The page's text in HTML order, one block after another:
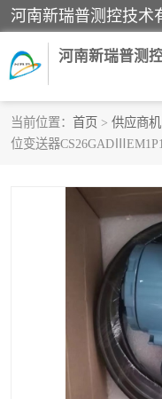
河南新瑞普测
当前位置： 首页 > 供应商机
位变送器
霍尼韦尔压力变送器
1151/3351产品分类
标准型工业压力变送
差压变送器
压力变送器